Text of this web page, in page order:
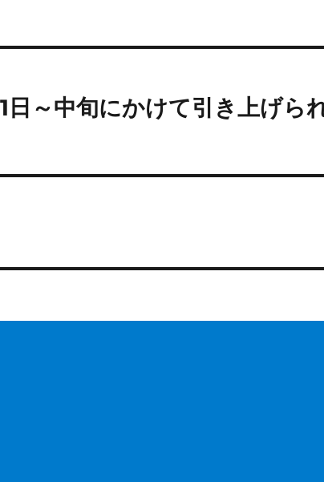
日～中旬にかけて引き上げら